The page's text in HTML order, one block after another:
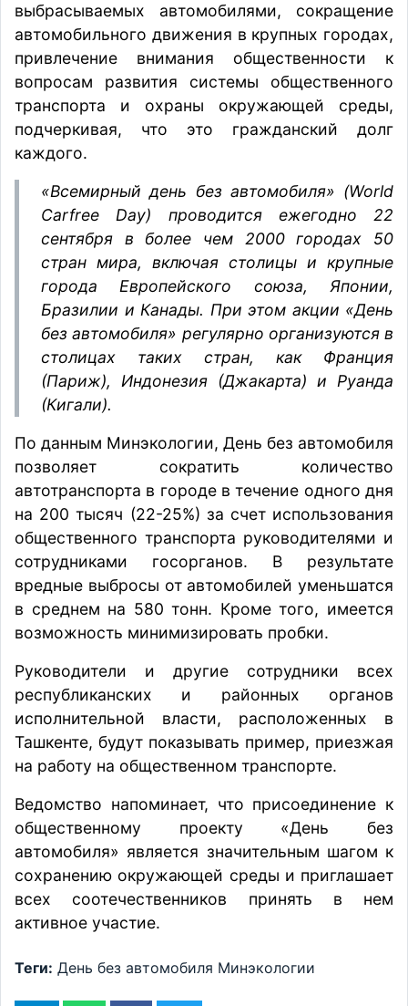
выбрасываемых автомобилями, сокращение
автомобильного движения в крупных городах,
привлечение внимания общественности к
вопросам развития системы общественного
транспорта и охраны окружающей среды,
подчеркивая, что это гражданский долг
каждого.
«Всемирный день без автомобиля» (World
Carfree Day) проводится ежегодно 22
сентября в более чем 2000 городах 50
стран мира, включая столицы и крупные
города Европейского союза, Японии,
Бразилии и Канады. При этом акции «День
без автомобиля» регулярно организуются в
столицах таких стран, как Франция
(Париж), Индонезия (Джакарта) и Руанда
(Кигали).
По данным Минэкологии, День без автомобиля
позволяет сократить количество
автотранспорта в городе в течение одного дня
на 200 тысяч (22-25%) за счет использования
общественного транспорта руководителями и
сотрудниками госорганов. В результате
вредные выбросы от автомобилей уменьшатся
в среднем на 580 тонн. Кроме того, имеется
возможность минимизировать пробки.
Руководители и другие сотрудники всех
республиканских и районных органов
исполнительной власти, расположенных в
Ташкенте, будут показывать пример, приезжая
на работу на общественном транспорте.
Ведомство напоминает, что присоединение к
общественному проекту «День без
автомобиля» является значительным шагом к
сохранению окружающей среды и приглашает
всех соотечественников принять в нем
активное участие.
Теги: День без автомобиля Минэкологии